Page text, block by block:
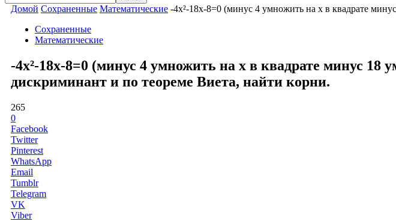
Домой Сохраненные Математические -4x²-18x-8=0 (минус 4 умножить на x в квадрате
Сохраненные
Математические
-4x²-18x-8=0 (минус 4 умножить на x в квадрате минус 18
дискриминант и по теореме Виета, найти корни.
265
0
Facebook
Twitter
Pinterest
WhatsApp
Email
Tumblr
Telegram
VK
Viber